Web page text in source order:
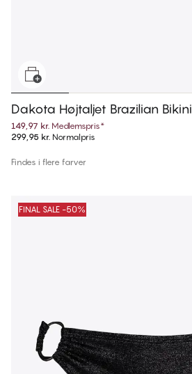
Dakota Højtaljet Brazilian
149,97 kr. Medlemspris*
299,95 kr. Normalpris
Findes i flere farver
FINAL SALE -50%